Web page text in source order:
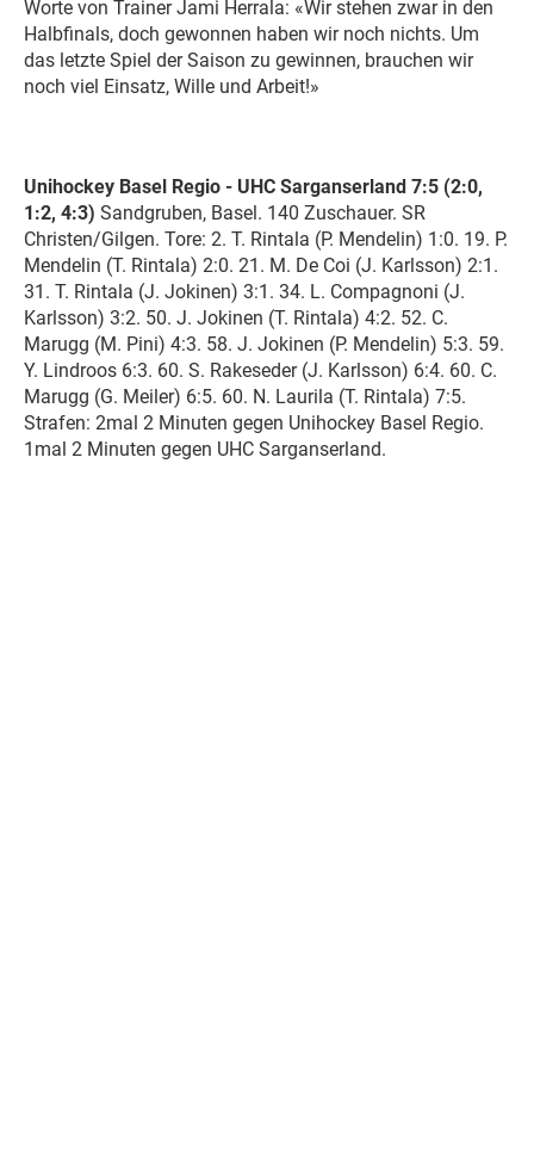
Worte von Trainer Jami Herrala: «Wir stehen zwar in den
Halbfinals, doch gewonnen haben wir noch nichts. Um
das letzte Spiel der Saison zu gewinnen, brauchen wir
noch viel Einsatz, Wille und Arbeit!»
Unihockey Basel Regio - UHC Sarganserland 7:5 (2:0,
1:2, 4:3) Sandgruben, Basel. 140 Zuschauer. SR
Christen/Gilgen. Tore: 2. T. Rintala (P. Mendelin) 1:0. 19. P.
Mendelin (T. Rintala) 2:0. 21. M. De Coi (J. Karlsson) 2:1.
31. T. Rintala (J. Jokinen) 3:1. 34. L. Compagnoni (J.
Karlsson) 3:2. 50. J. Jokinen (T. Rintala) 4:2. 52. C.
Marugg (M. Pini) 4:3. 58. J. Jokinen (P. Mendelin) 5:3. 59.
Y. Lindroos 6:3. 60. S. Rakeseder (J. Karlsson) 6:4. 60. C.
Marugg (G. Meiler) 6:5. 60. N. Laurila (T. Rintala) 7:5.
Strafen: 2mal 2 Minuten gegen Unihockey Basel Regio.
1mal 2 Minuten gegen UHC Sarganserland.